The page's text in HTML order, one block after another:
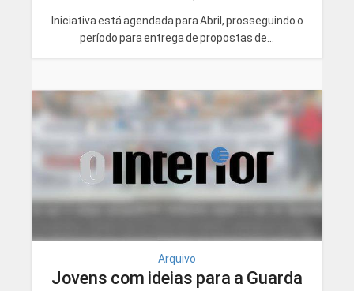
Iniciativa está agendada para Abril, prosseguindo o
período para entrega de propostas de...
Arquivo
Jovens com ideias para a Guarda